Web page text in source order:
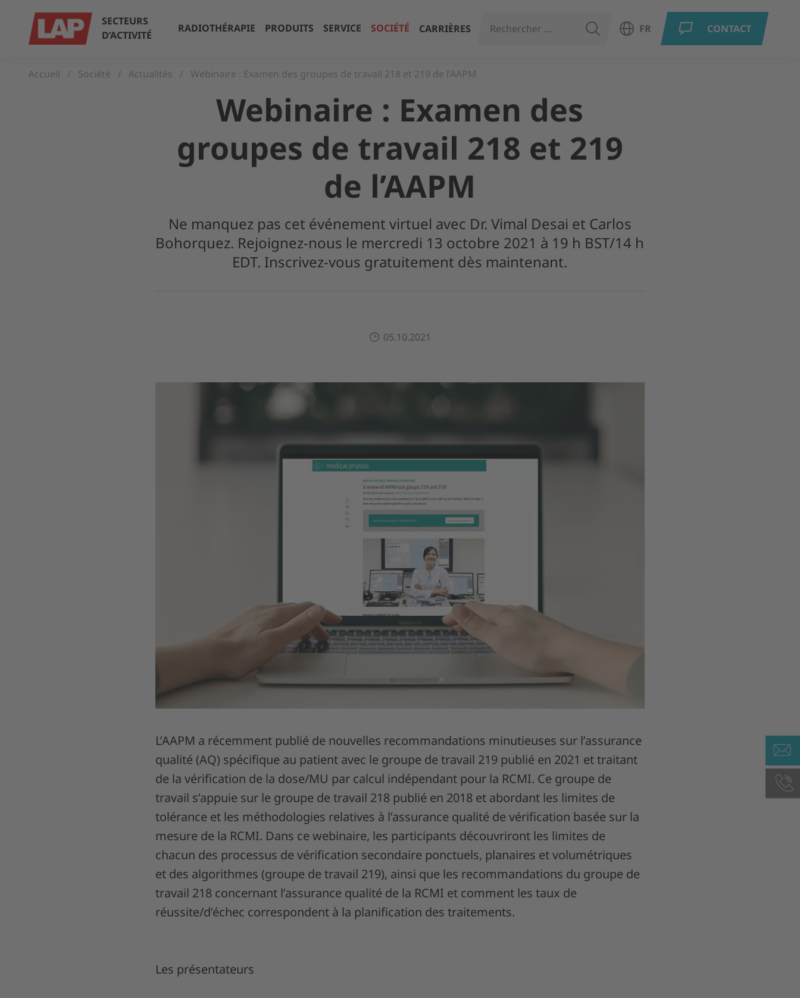
SECTEURS
D’ACTIVITÉ
RADIOTHÉRAPIE PRODUITS SERVICE SOCIÉTÉ CARRIÈRES RECHERCHER
Ouvrir le choix de la langue
FR CONTACT
Accueil Société Actualités Webinaire : Examen des groupes de travail 218 et 219 de l’AAPM
Webinaire : Examen des
groupes de travail 218 et 219
de l’AAPM
Ne manquez pas cet événement virtuel avec Dr. Vimal Desai et Carlos
Bohorquez. Rejoignez-nous le mercredi 13 octobre 2021 à 19 h BST/14 h
EDT. Inscrivez-vous gratuitement dès maintenant.
05.10.2021
L’AAPM a récemment publié de nouvelles recommandations minutieuses sur l’assurance
qualité (AQ) spécifique au patient avec le groupe de travail 219 publié en 2021 et traitant
de la vérification de la dose/MU par calcul indépendant pour la RCMI. Ce groupe de
travail s’appuie sur le groupe de travail 218 publié en 2018 et abordant les limites de
tolérance et les méthodologies relatives à l’assurance qualité de vérification basée sur la
mesure de la RCMI. Dans ce webinaire, les participants découvriront les limites de
chacun des processus de vérification secondaire ponctuels, planaires et volumétriques
et des algorithmes (groupe de travail 219), ainsi que les recommandations du groupe de
travail 218 concernant l’assurance qualité de la RCMI et comment les taux de
réussite/d’échec correspondent à la planification des traitements.
Les présentateurs